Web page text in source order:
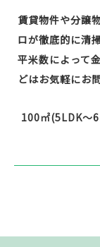
賃貸物件や分譲
ロが徹底的に清
平米数によって
どはお気軽にお
100㎡(5LDK～